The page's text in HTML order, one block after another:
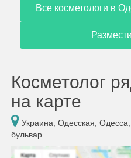
Все косметологи в
Косметолог
на карте
Украина, Одесская,
бульвар